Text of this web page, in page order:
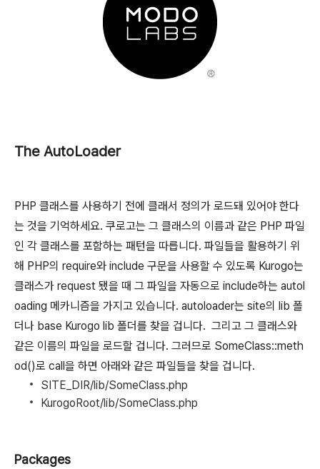
The AutoLoader
PHP 클래스를 사용하기 전에 클래서 정의가 로드돼 있어야 한다
는 것을 기억하세요. 쿠로고는 그 클래스의 이름과 같은 PHP 파일
인 각 클래스를 포함하는 패턴을 따릅니다. 파일들을 활용하기 위
해 PHP의 require와 include 구문을 사용할 수 있도록 Kurogo는
클래스가 request 됐을 때 그 파일을 자동으로 include하는 autol
oading 메카니즘을 가지고 있습니다. autoloader는 site의 lib 폴
더나 base Kurogo lib 폴더를 찾을 겁니다. 그리고 그 클래스와
같은 이름의 파일을 로드할 겁니다. 그러므로 SomeClass::meth
od()로 call을 하면 아래와 같은 파일들을 찾을 겁니다.
SITE_DIR/lib/SomeClass.php
KurogoRoot/lib/SomeClass.php
Packages